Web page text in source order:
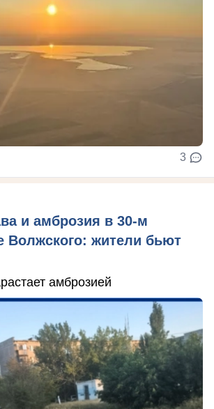
3
и амброзия в 30‑м
Волжского: жители бьют
амброзией